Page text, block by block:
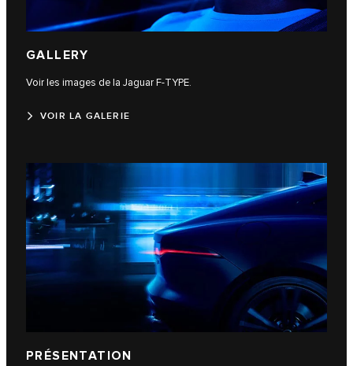
GALLERY
Voir les images de la Jaguar F-TYPE.
VOIR LA GALERIE
PRÉSENTATION